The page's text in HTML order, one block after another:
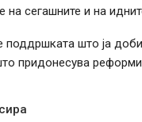
на сегашните и на
поддршката што ја
придонесува